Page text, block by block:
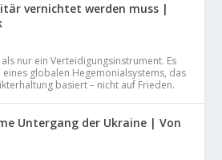
vernichtet werden muss |
nur ein Verteidigungsinstrument. Es
globalen Hegemonialsystems, das
basiert – nicht auf Frieden.
Untergang der Ukraine | Von